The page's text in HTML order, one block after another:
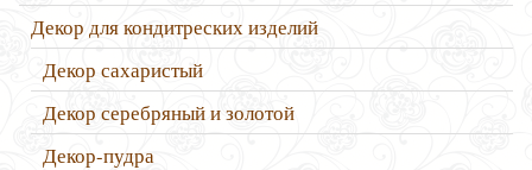
Декор для кондитреских изделий
Декор сахаристый
Декор серебряный и золотой
Декор-пудра